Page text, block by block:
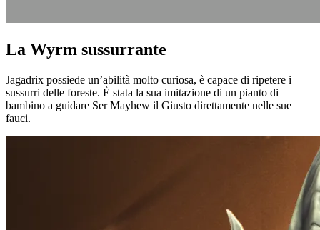
La Wyrm sussurrante
Jagadrix possiede un’abilità molto curiosa, è capace di ripetere i
sussurri delle foreste. È stata la sua imitazione di un pianto di
bambino a guidare Ser Mayhew il Giusto direttamente nelle sue
fauci.